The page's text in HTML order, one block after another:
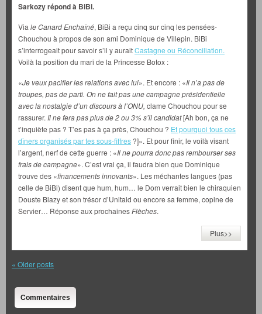
Sarkozy répond à BiBi.
Via le Canard Enchaîné, BiBi a reçu cinq sur cinq les pensées-
Chouchou à propos de son ami Dominique de Villepin. BiBi
s’interrogeait pour savoir s’il y auraitCastagne ou Réconciliation.
Voilà la position du mari de la Princesse Botox :
«Je veux pacifier les relations avec lui». Et encore : «Il n’a pas de
troupes, pas de parti. On ne fait pas une campagne présidentielle
avec la nostalgie d’un discours à l’ONU, clame Chouchou pour se
rassurer. Il ne fera pas plus de 2 ou 3% s’il candidat[Ah bon, ça ne
t’inquiète pas ? T’es pas à ça près, Chouchou ? Et pourquoi tous ces
dîners organisés par tes sous-fiffres ?]». Et pour finir, le voilà visant
l’argent, nerf de cette guerre : «Il ne pourra donc pas rembourser ses
frais de campagne». C’est vrai ça, il faudra bien que Dominique
trouve des «financements innovants». Les méchantes langues (pas
celle de BiBi) disent que hum, hum… le Dom verrait bien le chiraquien
Douste Blazy et son trésor d’Unitaid ou encore sa femme, copine de
Servier… Réponse aux prochainesFlèches.
Plus>>
« Older posts
Commentaires